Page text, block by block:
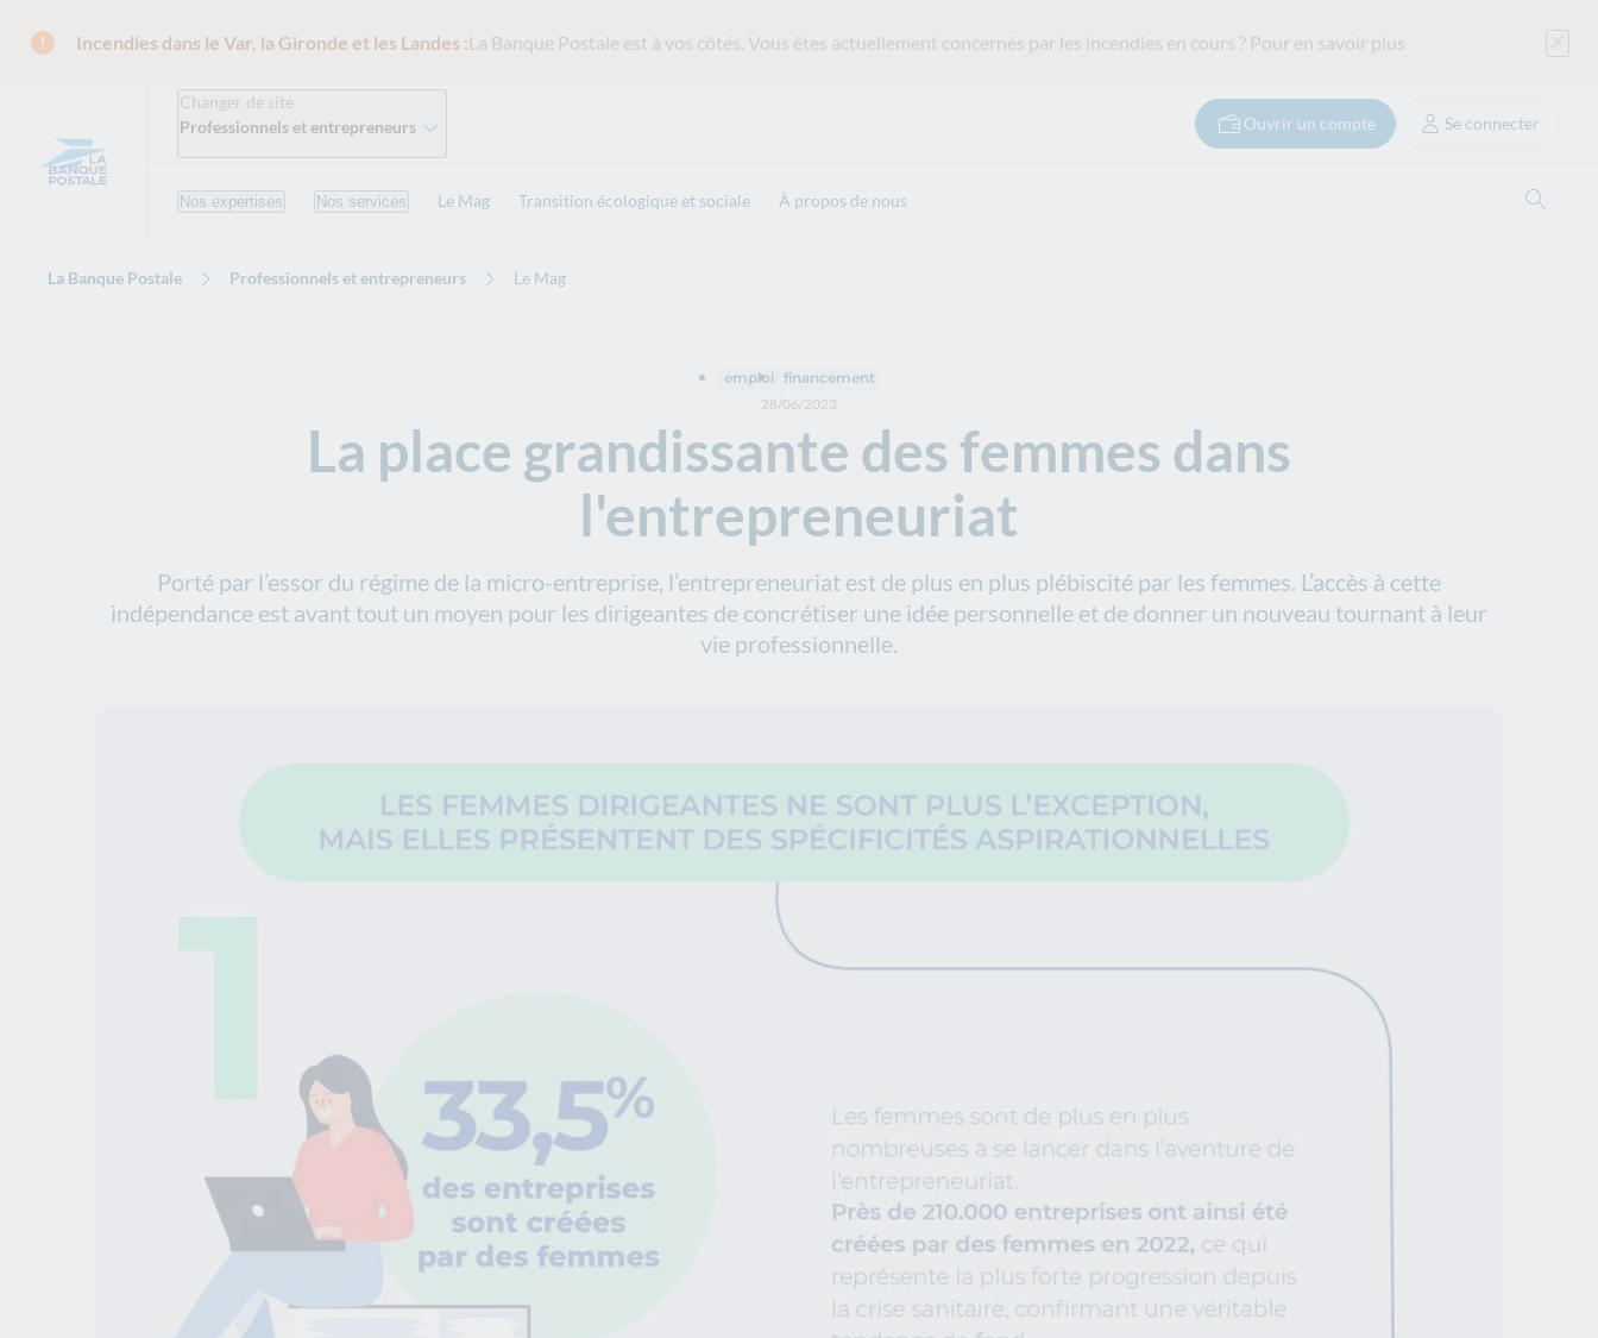
Incendies dans le Var, la Gironde et les Landes :La Banque Postale est à vos côtés. Vous êtes actuellement concernés par les incendies en cours ? Pour en savoir plus
Changer de site
Professionnels et entrepreneurs
Ouvrir un compte Se connecter
Nos expertises Nos services Le Mag Transition écologique et sociale À propos de nous
La Banque Postale Professionnels et entrepreneurs Le Mag
La place grandissante des femmes dans
l'entrepreneuriat
28/06/2023
emploi financement
Porté par l’essor du régime de la micro-entreprise, l’entrepreneuriat est de plus en plus plébiscité par les femmes. L’accès à cette
indépendance est avant tout un moyen pour les dirigeantes de concrétiser une idée personnelle et de donner un nouveau tournant à leur
vie professionnelle.